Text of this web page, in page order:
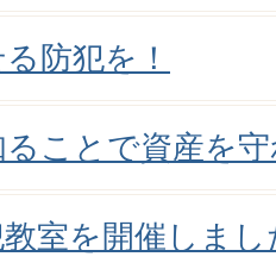
防犯を！
ことで資産を
室を開催しまし